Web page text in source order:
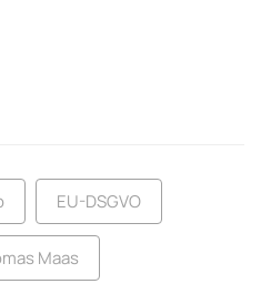
EU-DSGVO
Maas